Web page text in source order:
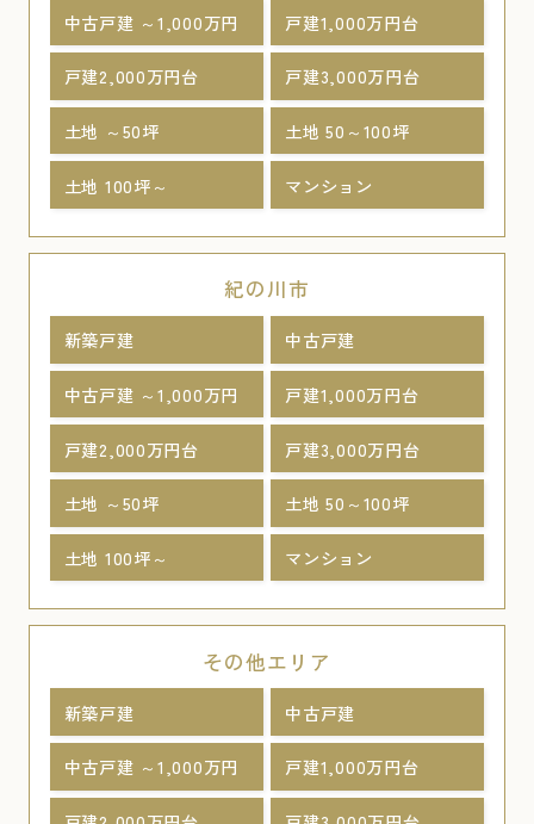
中古戸建 ～1,000万円 戸建1,000万円台
戸建2,000万円台 戸建3,000万円台
土地 ～50坪 土地 50～100坪
土地 100坪～ マンション
紀の川市
新築戸建 中古戸建
中古戸建 ～1,000万円 戸建1,000万円台
戸建2,000万円台 戸建3,000万円台
土地 ～50坪 土地 50～100坪
土地 100坪～ マンション
その他エリア
新築戸建 中古戸建
中古戸建 ～1,000万円 戸建1,000万円台